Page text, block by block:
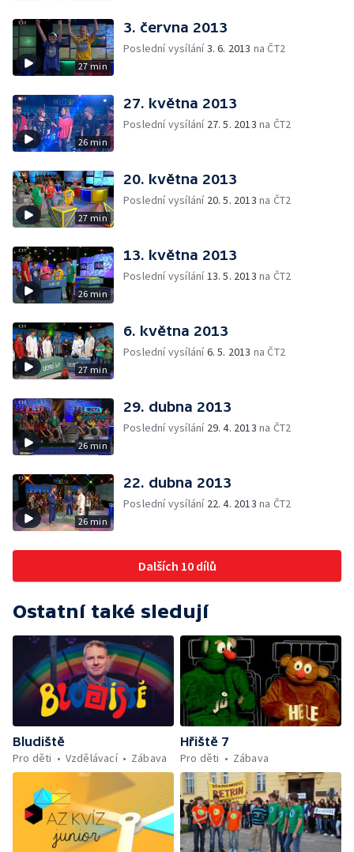
27 min
3. června 2013
Poslední vysílání3. 6. 2013 na ČT2
26 min
27. května 2013
Poslední vysílání 27. 5. 2013 na ČT2
27 min
20. května 2013
Poslední vysílání 20. 5. 2013 na ČT2
26 min
13. května 2013
Poslední vysílání13. 5. 2013 na ČT2
27 min
6. května 2013
Poslední vysílání6. 5. 2013 na ČT2
26 min
29. dubna 2013
Poslední vysílání 29. 4. 2013 na ČT2
26 min
22. dubna 2013
Poslední vysílání 22. 4. 2013 na ČT2
Dalších 10 dílů
Ostatní také sledují
Bludiště
Pro děti
Vzdělávací Zábava
Hřiště 7
Pro děti
Zábava